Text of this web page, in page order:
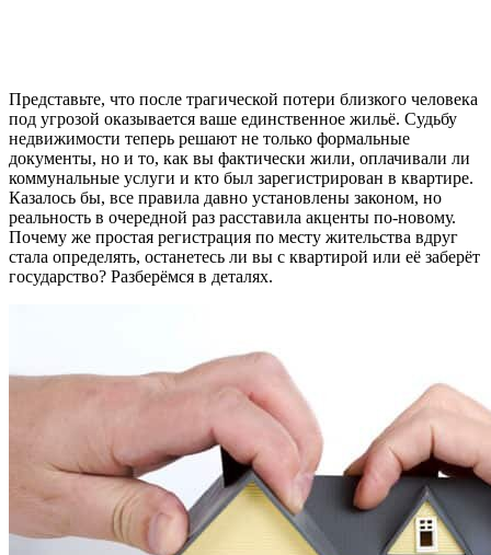
Представьте, что после трагической потери близкого человека
под угрозой оказывается ваше единственное жильё. Судьбу
недвижимости теперь решают не только формальные
документы, но и то, как вы фактически жили, оплачивали ли
коммунальные услуги и кто был зарегистрирован в квартире.
Казалось бы, все правила давно установлены законом, но
реальность в очередной раз расставила акценты по-новому.
Почему же простая регистрация по месту жительства вдруг
стала определять, останетесь ли вы с квартирой или её заберёт
государство? Разберёмся в деталях.